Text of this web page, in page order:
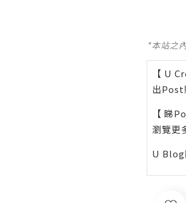
*本站之
【 U
出Post
【 睇
瀏覽更
U Blog